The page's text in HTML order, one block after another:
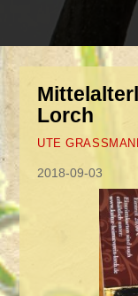
Lorch
UTE GRASSMANN
2018-09-03